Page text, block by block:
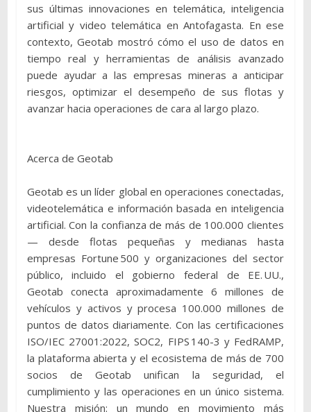
sus últimas innovaciones en telemática, inteligencia
artificial y video telemática en Antofagasta. En ese
contexto, Geotab mostró cómo el uso de datos en
tiempo real y herramientas de análisis avanzado
puede ayudar a las empresas mineras a anticipar
riesgos, optimizar el desempeño de sus flotas y
avanzar hacia operaciones de cara al largo plazo.
Acerca de Geotab
Geotab es un líder global en operaciones conectadas,
videotelemática e información basada en inteligencia
artificial. Con la confianza de más de 100.000 clientes
— desde flotas pequeñas y medianas hasta
empresas Fortune 500 y organizaciones del sector
público, incluido el gobierno federal de EE. UU.,
Geotab conecta aproximadamente 6 millones de
vehículos y activos y procesa 100.000 millones de
puntos de datos diariamente. Con las certificaciones
ISO/IEC 27001:2022, SOC2, FIPS 140-3 y FedRAMP,
la plataforma abierta y el ecosistema de más de 700
socios de Geotab unifican la seguridad, el
cumplimiento y las operaciones en un único sistema.
Nuestra misión: un mundo en movimiento más